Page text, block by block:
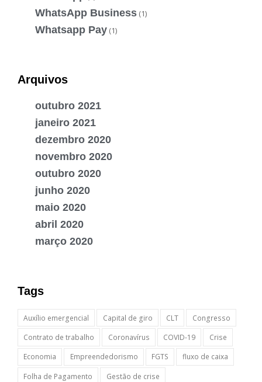
WhatsApp Business (1)
Whatsapp Pay (1)
Arquivos
outubro 2021
janeiro 2021
dezembro 2020
novembro 2020
outubro 2020
junho 2020
maio 2020
abril 2020
março 2020
Tags
Auxílio emergencial Capital de giro CLT
Congresso
Contrato de trabalho
Coronavírus COVID-19
Crise
Economia
Empreendedorismo FGTS
fluxo de caixa
Folha de Pagamento
Gestão de crise